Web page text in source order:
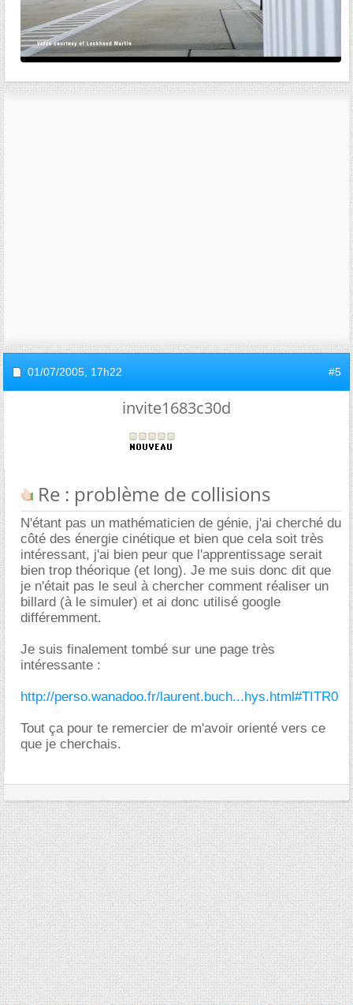
01/07/2005, 17h22 #5
invite1683c30d
Re : problème de collisions
N'étant pas un mathématicien de génie, j'ai cherché du
côté des énergie cinétique et bien que cela soit très
intéressant, j'ai bien peur que l'apprentissage serait
bien trop théorique (et long). Je me suis donc dit que
je n'était pas le seul à chercher comment réaliser un
billard (à le simuler) et ai donc utilisé google
différemment.
Je suis finalement tombé sur une page très
intéressante :
http://perso.wanadoo.fr/laurent.buch...hys.html#TITR0
Tout ça pour te remercier de m'avoir orienté vers ce
que je cherchais.